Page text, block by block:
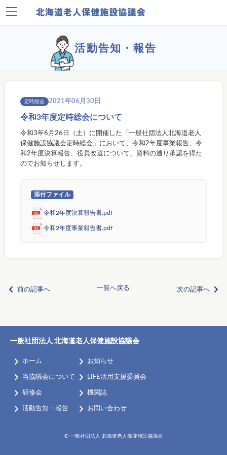
活動告知・報告
定時総会 2021年06月30日
令和3年度定時総会について
令和3年6月26日（土）に開催した「一般社団法人北海道老人
保健施設協議会定時総会」において、令和2年度事業報告、令
和2年度決算報告、役員改選について、資料の通り承認を得た
のでお知らせします。
添付ファイル
令和2年度決算報告書.pdf
令和2年度事業報告書.pdf
chevron_left 前の記事へ 一覧へ戻る 次の記事へchevron_right
一般社団法人 北海道老人保健施設協議会
keyboard_arrow_right ホーム
chevron_right 当協議会について
chevron_right 研修会
chevron_right 活動告知・報告
chevron_right お知らせ
chevron_right LIFE活用支援委員会
chevron_right 機関誌
chevron_right お問い合わせ
© 一般社団法人 北海道老人保健施設協議会